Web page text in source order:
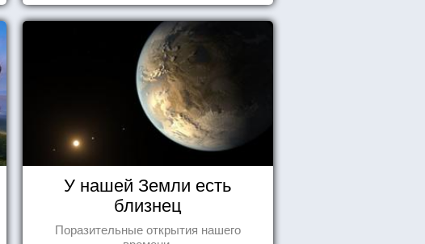
У нашей Земли есть
близнец
Поразительные открытия нашего